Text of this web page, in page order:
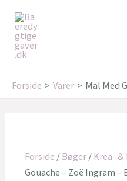
indholdet
Forside Varer Mal Med
Tilbud!
Forside/Bøger/Krea-
Gouache – Zoë Ingram –
219,95 kr..
Tilbud!
Tilbud!
289,95